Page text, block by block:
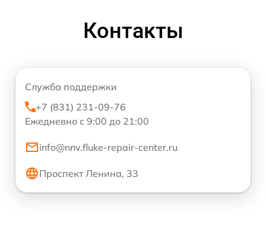
Контакты
Служба поддержки
+7 (831) 231-09-76
Ежедневно с 9:00 до 21:00
info@nnv.fluke-repair-center.ru
Проспект Ленина, 33